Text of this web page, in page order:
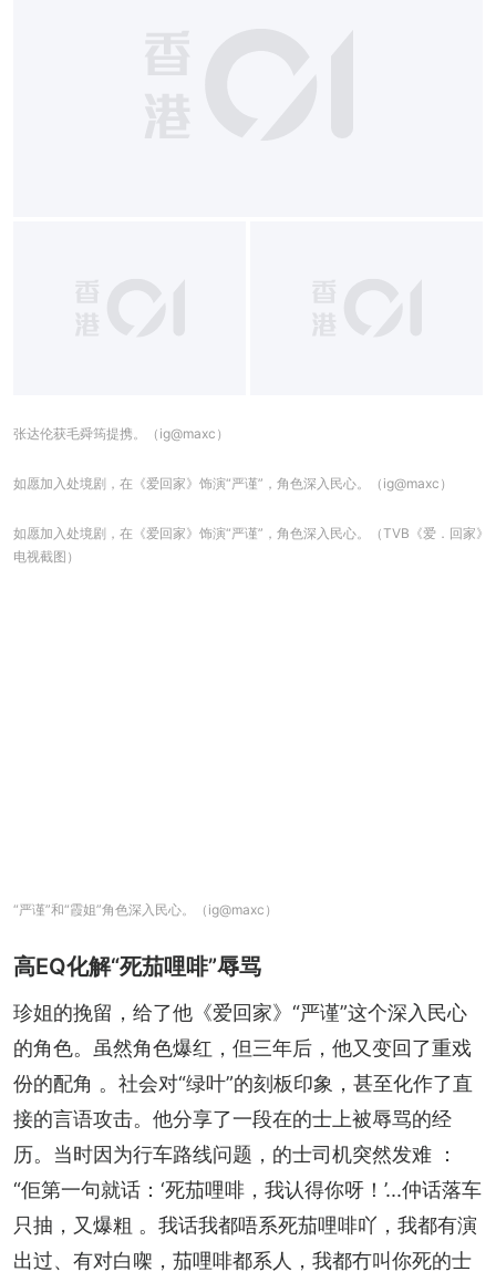
张达伦获毛舜筠提携。（ig@maxc）
如愿加入处境剧，在《爱回家》饰演“严谨”，角色深入民心。（ig@maxc）
如愿加入处境剧，在《爱回家》饰演“严谨”，角色深入民心。（TVB《爱．回家》
电视截图）
“严谨”和“霞姐”角色深入民心。（ig@maxc）
高EQ化解“死茄哩啡”辱骂
珍姐的挽留，给了他《爱回家》“严谨”这个深入民心
的角色。虽然角色爆红，但三年后，他又变回了重戏
份的配角 。社会对“绿叶”的刻板印象，甚至化作了直
接的言语攻击。他分享了一段在的士上被辱骂的经
历。当时因为行车路线问题，的士司机突然发难 ：
“佢第一句就话：‘死茄哩啡，我认得你呀！’...仲话落车
只抽，又爆粗 。我话我都唔系死茄哩啡吖，我都有演
出过、有对白㗎，茄哩啡都系人，我都冇叫你死的士